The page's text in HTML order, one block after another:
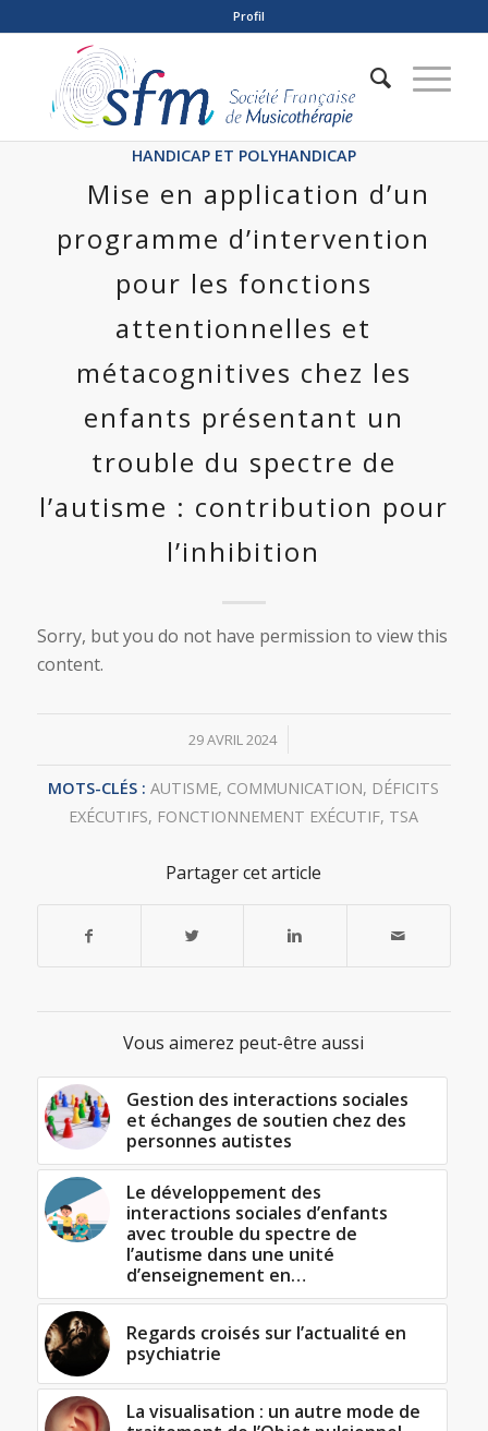
Profil
HANDICAP ET POLYHANDICAP
Mise en application d’un
programme d’intervention
pour les fonctions
attentionnelles et
métacognitives chez les
enfants présentant un
trouble du spectre de
l’autisme : contribution pour
l’inhibition
Sorry, but you do not have permission to view this
content.
29 AVRIL 2024
/
MOTS-CLÉS : AUTISME, COMMUNICATION, DÉFICITS
EXÉCUTIFS, FONCTIONNEMENT EXÉCUTIF, TSA
Partager cet article
Vous aimerez peut-être aussi
Gestion des interactions sociales
et échanges de soutien chez des
personnes autistes
Le développement des
interactions sociales d’enfants
avec trouble du spectre de
l’autisme dans une unité
d’enseignement en…
Regards croisés sur l’actualité en
psychiatrie
La visualisation : un autre mode de